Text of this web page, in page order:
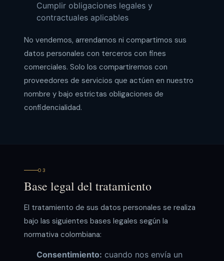
Cumplir obligaciones legales y
contractuales aplicables
No vendemos, arrendamos ni compartimos sus
datos personales con terceros con fines
comerciales. Solo los compartiremos con
proveedores de servicios que actúen en nuestro
nombre y bajo estrictas obligaciones de
confidencialidad.
03
Base legal del tratamiento
El tratamiento de sus datos personales se realiza
bajo las siguientes bases legales según la
normativa colombiana:
Consentimiento: cuando nos envía un